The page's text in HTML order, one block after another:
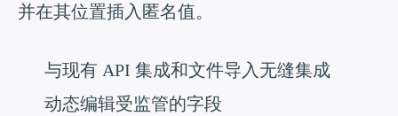
并在其位置插入匿名值。
与现有 API 集成和文件导入无缝集成
动态编辑受监管的字段